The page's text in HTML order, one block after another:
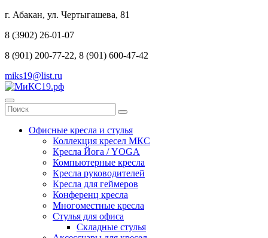
г. Абакан, ул. Чертыгашева, 81
8 (3902) 26-01-07
8 (901) 200-77-22, 8 (901) 600-47-42
miks19@list.ru
Офисные кресла и стулья
Коллекция кресел МКС
Кресла Йога / YOGA
Компьютерные кресла
Кресла руководителей
Кресла для геймеров
Конференц кресла
Многоместные кресла
Стулья для офиса
Складные стулья